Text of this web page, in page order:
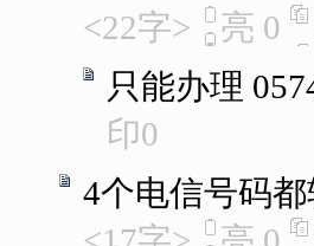
<22字>
亮 0
只能办理
印0
4个电信号码